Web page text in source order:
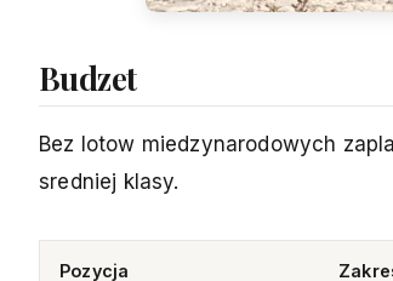
Budzet
Bez lotow miedzynarodowych
sredniej klasy.
Pozycja